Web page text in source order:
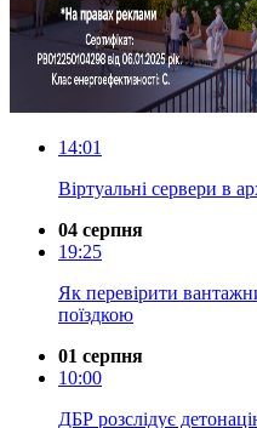
14:01
Віртуальні сервери в
04 серпня
19:25
Як перевірити
поїздкою
01 серпня
10:00
ДБР розслідує